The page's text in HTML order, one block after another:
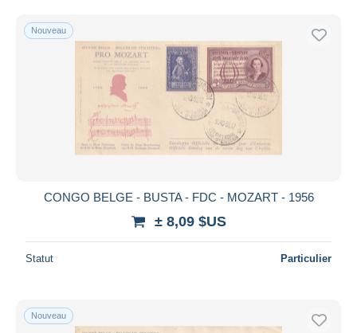
Livraison gratuite
Méthodes de paiement
PayPal
Virement bancaire
Visa
Mastercard
iDeal
Nouveau
CONGO BELGE - BUSTA - FDC - MOZART - 1956
± 8,09 $US
Statut Particulier
Nouveau